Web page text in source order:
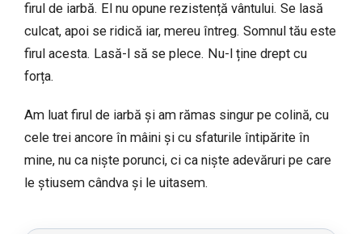
firul de iarbă. El nu opune rezistență vântului. Se lasă
culcat, apoi se ridică iar, mereu întreg. Somnul tău este
firul acesta. Lasă-l să se plece. Nu-l ține drept cu
forța.
Am luat firul de iarbă și am rămas singur pe colină, cu
cele trei ancore în mâini și cu sfaturile întipărite în
mine, nu ca niște porunci, ci ca niște adevăruri pe care
le știusem cândva și le uitasem.